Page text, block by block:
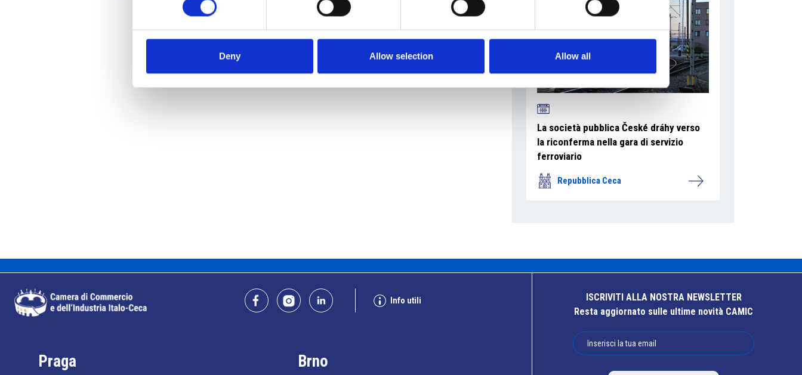
Deny Allow selection Allow all
La società pubblica České dráhy verso
la riconferma nella gara di servizio
ferroviario
Repubblica Ceca
Info utili
Praga Brno
ISCRIVITI ALLA NOSTRA NEWSLETTER
Resta aggiornato sulle ultime novità CAMIC